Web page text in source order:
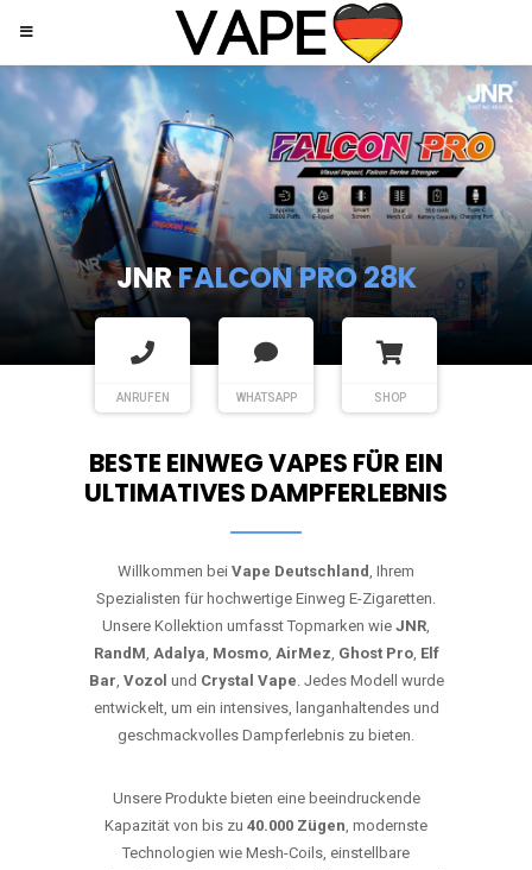
JNRSHISHA HOOKAH MAX
ANRUFEN WHATSAPP SHOP
BESTE EINWEG VAPES FÜR EIN
ULTIMATIVES DAMPFERLEBNIS
Willkommen bei Vape Deutschland, Ihrem
Spezialisten für hochwertige Einweg E-Zigaretten.
Unsere Kollektion umfasst Topmarken wie JNR,
RandM, Adalya, Mosmo, AirMez, Ghost Pro, Elf
Bar, Vozol und Crystal Vape. Jedes Modell wurde
entwickelt, um ein intensives, langanhaltendes und
geschmackvolles Dampferlebnis zu bieten.
Unsere Produkte bieten eine beeindruckende
Kapazität von bis zu 40.000 Zügen, modernste
Technologien wie Mesh-Coils, einstellbare